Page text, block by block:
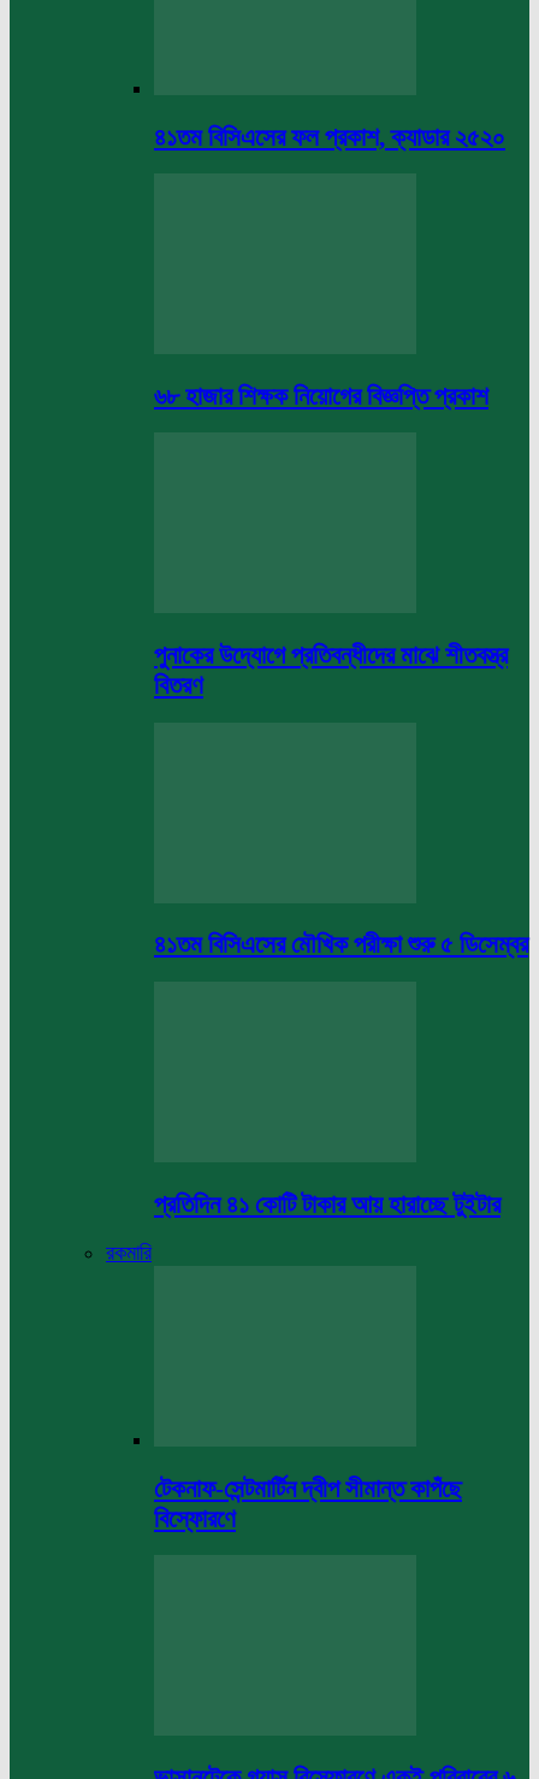
৪১তম বিসিএসের ফল প্রকাশ, ক্যাডার ২৫২০
৬৮ হাজার শিক্ষক নিয়োগের বিজ্ঞপ্তি প্রকাশ
পুনাকের উদ্যোগে প্রতিবন্ধীদের মাঝে শীতবস্ত্র
বিতরণ
৪১তম বিসিএসের মৌখিক পরীক্ষা শুরু ৫ ডিসেম্বর
প্রতিদিন ৪১ কোটি টাকার আয় হারাচ্ছে টুইটার
রকমারি
টেকনাফ-সেন্টমার্টিন দ্বীপ সীমান্ত কাপঁছে
বিস্ফোরণে